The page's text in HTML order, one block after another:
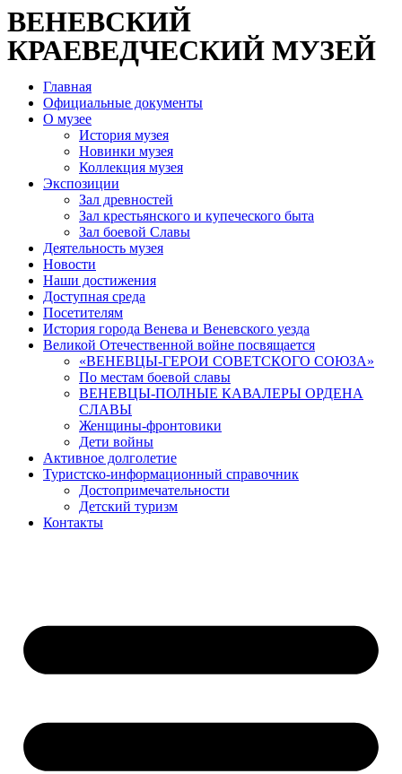
ВЕНЕВСКИЙ
КРАЕВЕДЧЕСКИЙ МУЗЕЙ
Главная
Официальные документы
О музее
История музея
Новинки музея
Коллекция музея
Экспозиции
Зал древностей
Зал крестьянского и купеческого быта
Зал боевой Славы
Деятельность музея
Новости
Наши достижения
Доступная среда
Посетителям
История города Венева и Веневского уезда
Великой Отечественной войне посвящается
«ВЕНЕВЦЫ-ГЕРОИ СОВЕТСКОГО СОЮЗА»
По местам боевой славы
ВЕНЕВЦЫ-ПОЛНЫЕ КАВАЛЕРЫ ОРДЕНА
СЛАВЫ
Женщины-фронтовики
Дети войны
Активное долголетие
Туристско-информационный справочник
Достопримечательности
Детский туризм
Контакты